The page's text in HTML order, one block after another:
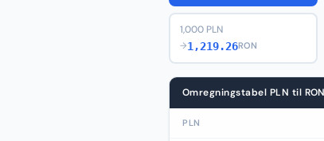
1,000 PLN
→1,219.26RON
Omregningstabel PLN til RON
PLN